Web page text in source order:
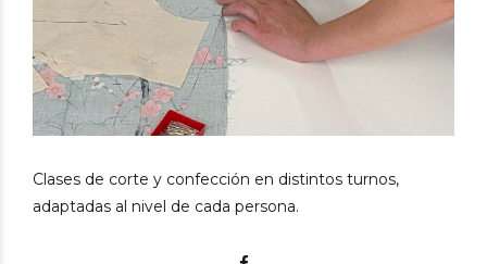
Clases de corte y confección en distintos turnos,
adaptadas al nivel de cada persona.